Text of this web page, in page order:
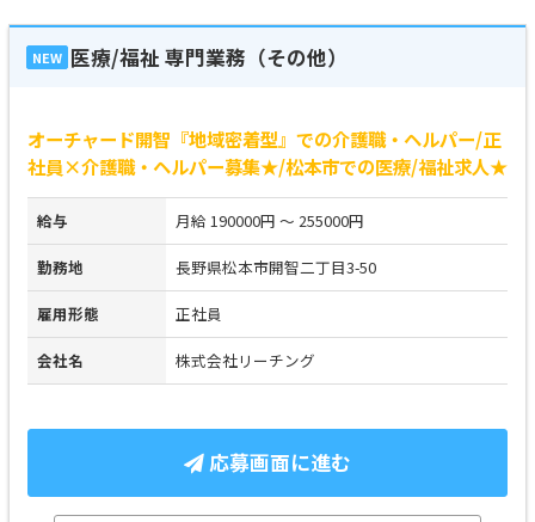
NEW 医療/福祉 専門業務（その他）
オーチャード開智『地域密着型』での介護職・ヘルパー/正
社員×介護職・ヘルパー募集★/松本市での医療/福祉求人★
給与 月給 190000円 ～ 255000円
勤務地 長野県松本市開智二丁目3-50
雇用形態 正社員
会社名 株式会社リーチング
応募画面に進む